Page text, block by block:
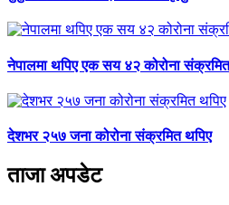
नेपालमा थपिए एक सय ४२ कोरोना संक्रमित
देशभर २५७ जना कोरोना संक्रमित थपिए
ताजा अपडेट